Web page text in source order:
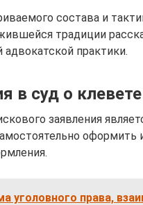
состава и
традиции
адвокатской практики.
в суд о клевете
заявления
оформить
уголовного права,